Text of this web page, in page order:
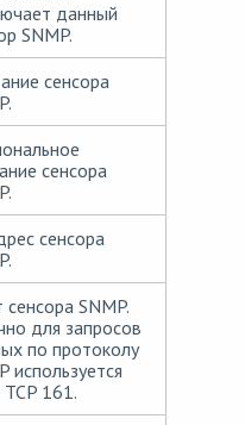
данный
SNMP.
сенсора
сенсора
сенсора
SNMP.
для запросов
по протоколу
используется
161.